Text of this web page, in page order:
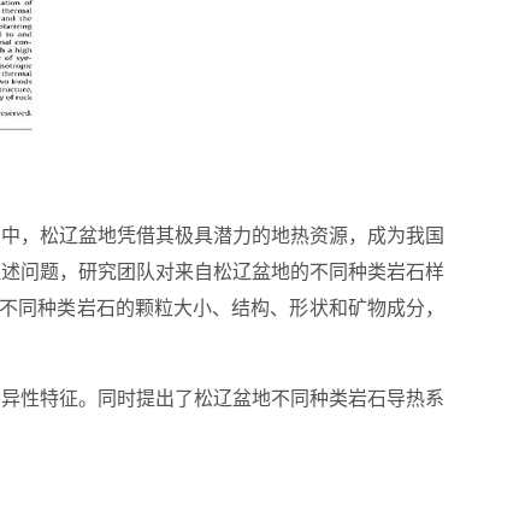
，松辽盆地凭借其极具潜力的地热资源，成为我国
问题，研究团队对来自松辽盆地的不同种类岩石样
同种类岩石的颗粒大小、结构、形状和矿物成分，
性特征。同时提出了松辽盆地不同种类岩石导热系